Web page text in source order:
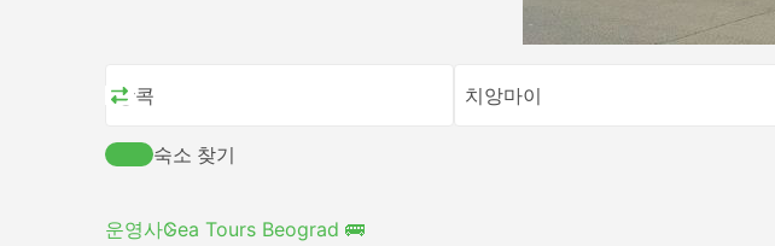
방콕 치앙마이
숙소 찾기
운영사Gea Tours Beograd 🚌